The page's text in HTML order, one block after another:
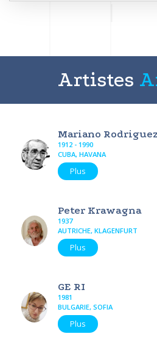
Artistes
Mariano
1912 - 1990
CUBA, HAVANA
Plus
Peter Krawagna
1937
AUTRICHE, KLAGENFURT
Plus
GE RI
1981
BULGARIE, SOFIA
Plus